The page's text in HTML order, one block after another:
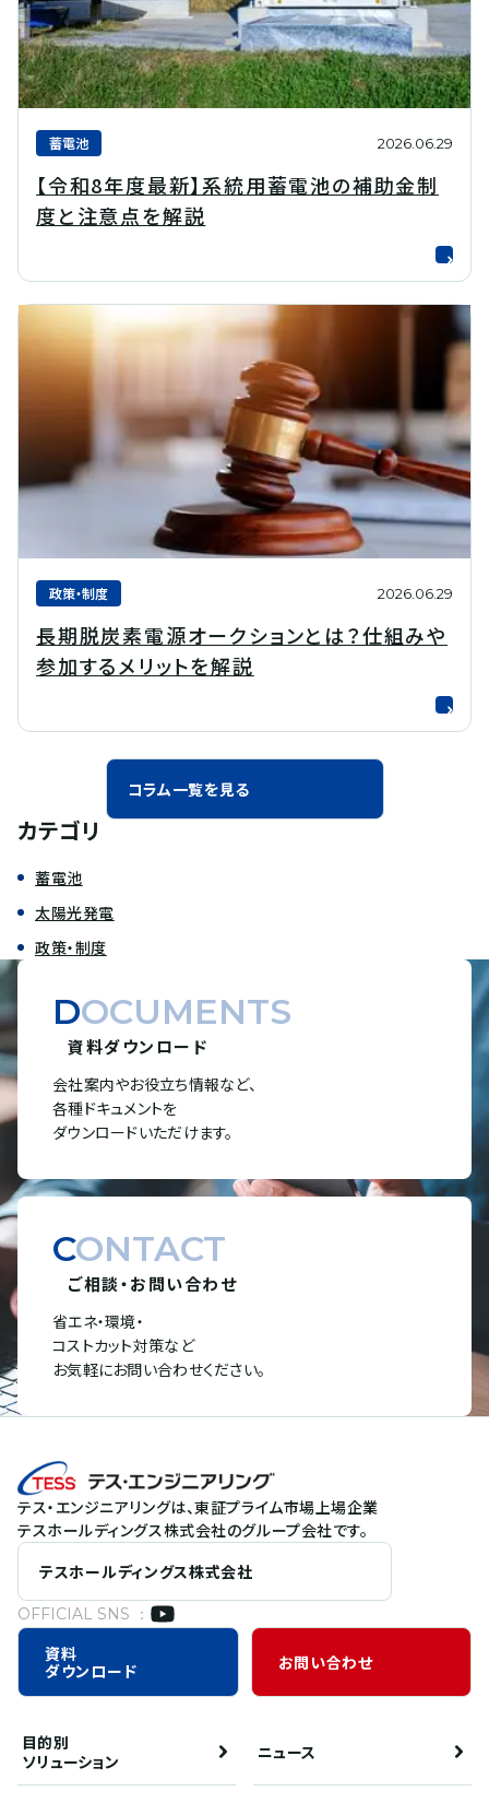
蓄電池 2026.06.29
【令和8年度最新】系統用蓄電池の補助金制
度と注意点を解説
政策・制度 2026.06.29
長期脱炭素電源オークションとは？仕組みや
参加するメリットを解説
コラム一覧を見る
カテゴリ
蓄電池
太陽光発電
政策・制度
DOCUMENTS
資料ダウンロード
会社案内やお役立ち情報など、
各種ドキュメントを
ダウンロードいただけます。
CONTACT
ご相談・お問い合わせ
省エネ・環境・
コストカット対策など
お気軽にお問い合わせください。
テス・エンジニアリングは、東証プライム市場上場企業
テスホールディングス株式会社のグループ会社です。
テスホールディングス株式会社
OFFICIAL SNS ：
資料
ダウンロード
お問い合わせ
目的別
ソリューション
ニュース